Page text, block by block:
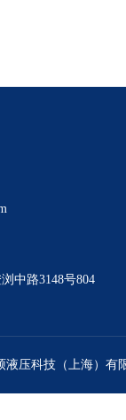
中路3148号804
液压科技（上海）有